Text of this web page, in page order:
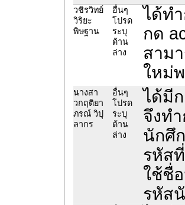
วชิรวิทย์
วิริยะ
พิษฐาน
อื่นๆ
โปรด
ระบุ
ด้าน
ล่าง
ได้ท
กด
สาม
ใหม่
นางสา
วกฤติยา
ภรณ์ วิปุ
ลากร
อื่นๆ
โปรด
ระบุ
ด้าน
ล่าง
ได้มี
จึงท
นักศึ
รหัส
ใช้ชื่
รหัส